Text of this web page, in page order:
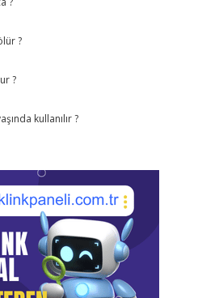
?
?
kullanılır ?